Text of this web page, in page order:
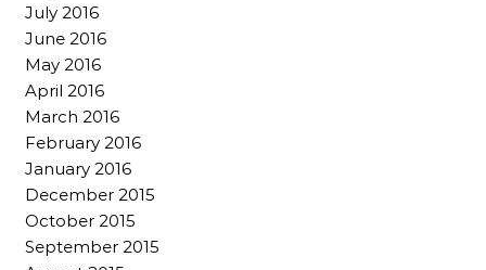
July 2016
June 2016
May 2016
April 2016
March 2016
February 2016
January 2016
December 2015
October 2015
September 2015